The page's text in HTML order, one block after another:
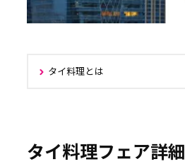
タイ料理とは
タイ料理フェア詳細